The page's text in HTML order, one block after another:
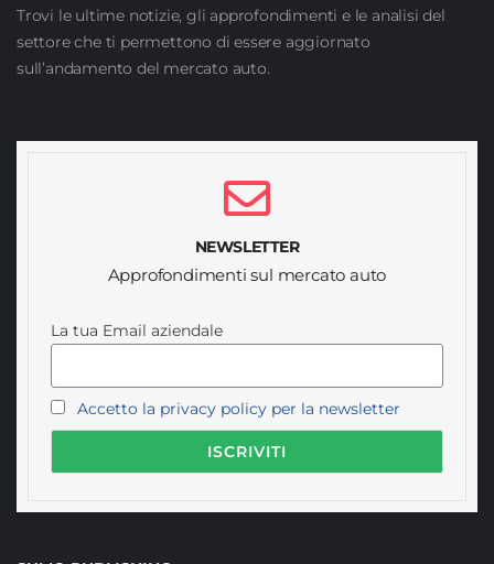
Trovi le ultime notizie, gli approfondimenti e le analisi del
settore che ti permettono di essere aggiornato
sull’andamento del mercato auto.
NEWSLETTER
Approfondimenti sul mercato auto
La tua Email aziendale
Accetto la privacy policy per la newsletter